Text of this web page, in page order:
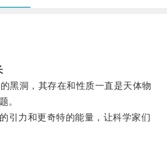
洞，其存在和性质一直是天体物
。
力和更奇特的能量，让科学家们